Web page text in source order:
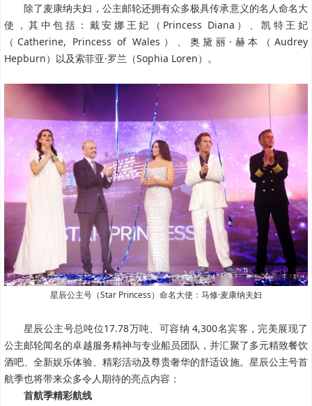
除了麦康纳夫妇，公主邮轮还拥有众多极具传承意义的名人命名大
使，其中包括：戴安娜王妃（Princess Diana）、凯特王妃
（Catherine, Princess of Wales）、奥黛丽·赫本（Audrey
Hepburn）以及索菲亚·罗兰（Sophia Loren）。
星辰公主号（Star Princess）命名大使：马修·麦康纳夫妇
星辰公主号总吨位17.78万吨、可容纳 4,300名宾客，完美展现了
公主邮轮闻名的卓越服务精神与专业船员团队，并汇聚了多元精致餐饮
酒吧、全新娱乐体验、精彩活动及尊贵奢华的舒适设施。星辰公主号首
航季也将带来众多令人期待的亮点内容：
首航季精彩航线